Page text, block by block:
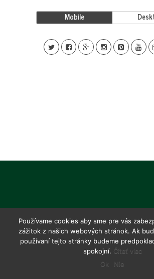
Mobile
Používame cookies aby sme pre vás
zážitok z našich webových stránok. Ak
používaní tejto stránky budeme
spokojní. Čítať viac
Ok
Nie